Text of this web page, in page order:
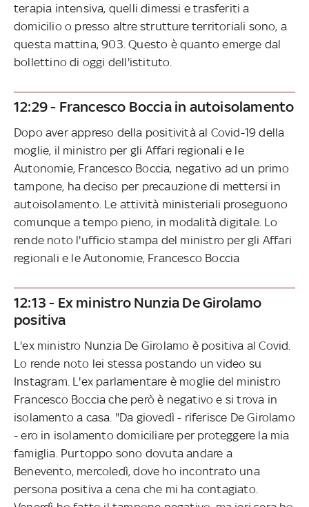
terapia intensiva, quelli dimessi e trasferiti a
domicilio o presso altre strutture territoriali sono, a
questa mattina, 903. Questo è quanto emerge dal
bollettino di oggi dell'istituto.
12:29 - Francesco Boccia in autoisolamento
Dopo aver appreso della positività al Covid-19 della
moglie, il ministro per gli Affari regionali e le
Autonomie, Francesco Boccia, negativo ad un primo
tampone, ha deciso per precauzione di mettersi in
autoisolamento. Le attività ministeriali proseguono
comunque a tempo pieno, in modalità digitale. Lo
rende noto l'ufficio stampa del ministro per gli Affari
regionali e le Autonomie, Francesco Boccia
12:13 - Ex ministro Nunzia De Girolamo
positiva
L'ex ministro Nunzia De Girolamo è positiva al Covid.
Lo rende noto lei stessa postando un video su
Instagram. L'ex parlamentare è moglie del ministro
Francesco Boccia che però è negativo e si trova in
isolamento a casa. "Da giovedì - riferisce De Girolamo
- ero in isolamento domiciliare per proteggere la mia
famiglia. Purtoppo sono dovuta andare a
Benevento, mercoledì, dove ho incontrato una
persona positiva a cena che mi ha contagiato.